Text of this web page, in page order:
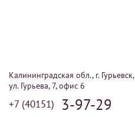
Калининградская обл., г. Гурьевск,
ул. Гурьева, 7, офис 6
+7 (40151) 3-97-29